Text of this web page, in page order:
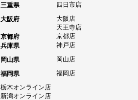
三重県
四日市店
大阪府
大阪店
天王寺店
京都府
京都店
兵庫県
神戸店
岡山県
岡山店
福岡県
福岡店
栃木オンライン店
新潟オンライン店